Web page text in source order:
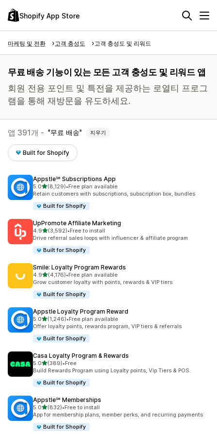
Shopify App Store
마케팅 및 전환 고객 충성도 고객 충성도 및 리워드
무료 배송 기능이 있는 모든 고객 충성도 및 리워드 앱
회원 전용 포인트 및 특전을 제공하는 로열티 프로그
램을 통해 재방문을 유도하세요.
앱 391개 - 무료 배송 지우기
Built for Shopify
Appstle℠ Subscriptions App
5.0별 5개 중
(8,129)
총 리뷰 8129개
•Free plan available
Retain customers with subscriptions, subscription box, bundles
Built for Shopify
UpPromote Affiliate Marketing
4.9별 5개 중
(3,592)
총 리뷰 3592개
•Free to install
Drive referral sales loops with influencer & affiliate program
Built for Shopify
Smile: Loyalty Program Rewards
4.9별 5개 중
(4,176)
총 리뷰 4176개
•Free plan available
Grow customer loyalty with points, rewards & VIP tiers
Built for Shopify
Appstle Loyalty Program Reward
5.0별 5개 중
(1,246)
총 리뷰 1246개
•Free plan available
Offer loyalty points, rewards program, VIP tiers & referrals
Built for Shopify
Casa Loyalty Program & Rewards
5.0별 5개 중
(389)
총 리뷰 389개
•Free
Build Rewards Program using Loyalty points, Vip Tiers & POS.
Built for Shopify
Appstle℠ Memberships
5.0별 5개 중
(832)
총 리뷰 832개
•Free to install
App for membership plans, member perks, and recurring payments
Built for Shopify